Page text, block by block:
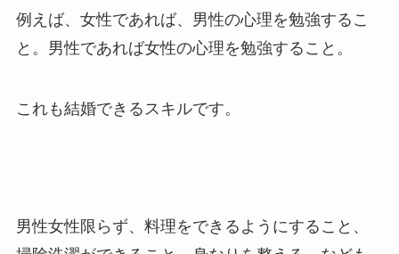
例えば、女性であれば、男性の心理を勉強するこ
と。男性であれば女性の心理を勉強すること。
これも結婚できるスキルです。
男性女性限らず、料理をできるようにすること、